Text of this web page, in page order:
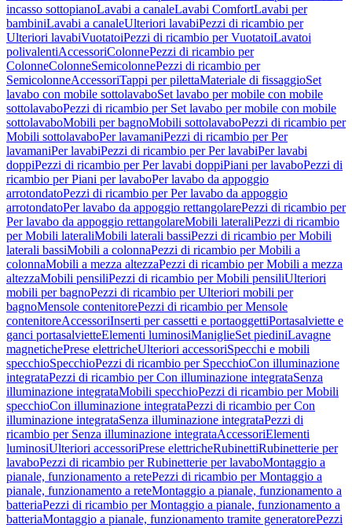
incasso sottopianoLavabi a canaleLavabi ComfortLavabi per
bambiniLavabi a canaleUlteriori lavabiPezzi di ricambio per
Ulteriori lavabiVuotatoiPezzi di ricambio per VuotatoiLavatoi
polivalentiAccessoriColonnePezzi di ricambio per
ColonneColonneSemicolonnePezzi di ricambio per
SemicolonneAccessoriTappi per pilettaMateriale di fissaggioSet
lavabo con mobile sottolavaboSet lavabo per mobile con mobile
sottolavaboPezzi di ricambio per Set lavabo per mobile con mobile
sottolavaboMobili per bagnoMobili sottolavaboPezzi di ricambio per
Mobili sottolavaboPer lavamaniPezzi di ricambio per Per
lavamaniPer lavabiPezzi di ricambio per Per lavabiPer lavabi
doppiPezzi di ricambio per Per lavabi doppiPiani per lavaboPezzi di
ricambio per Piani per lavaboPer lavabo da appoggio
arrotondatoPezzi di ricambio per Per lavabo da appoggio
arrotondatoPer lavabo da appoggio rettangolarePezzi di ricambio per
Per lavabo da appoggio rettangolareMobili lateraliPezzi di ricambio
per Mobili lateraliMobili laterali bassiPezzi di ricambio per Mobili
laterali bassiMobili a colonnaPezzi di ricambio per Mobili a
colonnaMobili a mezza altezzaPezzi di ricambio per Mobili a mezza
altezzaMobili pensiliPezzi di ricambio per Mobili pensiliUlteriori
mobili per bagnoPezzi di ricambio per Ulteriori mobili per
bagnoMensole contenitorePezzi di ricambio per Mensole
contenitoreAccessoriInserti per cassetti e portaoggettiPortasalviette e
ganci portasalvietteElementi luminosiManiglieSet piediniLavagne
magnetichePrese elettricheUlteriori accessoriSpecchi e mobili
specchioSpecchioPezzi di ricambio per SpecchioCon illuminazione
integrataPezzi di ricambio per Con illuminazione integrataSenza
illuminazione integrataMobili specchioPezzi di ricambio per Mobili
specchioCon illuminazione integrataPezzi di ricambio per Con
illuminazione integrataSenza illuminazione integrataPezzi di
ricambio per Senza illuminazione integrataAccessoriElementi
luminosiUlteriori accessoriPrese elettricheRubinettiRubinetterie per
lavaboPezzi di ricambio per Rubinetterie per lavaboMontaggio a
pianale, funzionamento a retePezzi di ricambio per Montaggio a
pianale, funzionamento a reteMontaggio a pianale, funzionamento a
batteriaPezzi di ricambio per Montaggio a pianale, funzionamento a
batteriaMontaggio a pianale, funzionamento tramite generatorePezzi